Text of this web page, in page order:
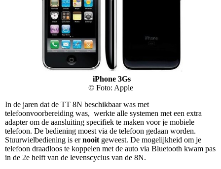
iPhone 3Gs
© Foto: Apple
In de jaren dat de TT 8N beschikbaar was met
telefoonvoorbereiding was, werkte alle systemen met een extra
adapter om de aansluiting specifiek te maken voor je mobiele
telefoon. De bediening moest via de telefoon gedaan worden.
Stuurwielbediening is ernooit geweest. De mogelijkheid om je
telefoon draadloos te koppelen met de auto via Bluetooth kwam pas
in de 2e helft van de levenscyclus van de 8N.